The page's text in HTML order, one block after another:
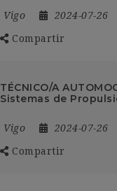
Vigo 2024-07-26
Compartir
TÉCNICO/A
Sistemas de
Vigo 2024-07-26
Compartir